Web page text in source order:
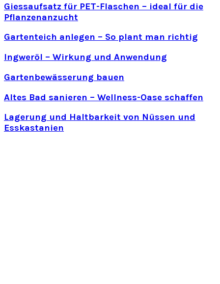
Giessaufsatz für PET-Flaschen – ideal für die
Pflanzenanzucht
Gartenteich anlegen – So plant man richtig
Ingweröl – Wirkung und Anwendung
Gartenbewässerung bauen
Altes Bad sanieren – Wellness-Oase schaffen
Lagerung und Haltbarkeit von Nüssen und
Esskastanien